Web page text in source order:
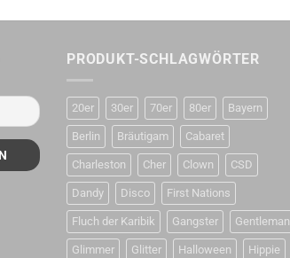
PRODUKT-SCHLAGWÖRTER
20er 30er 70er 80er Bayern
Berlin Bräutigam Cabaret
Charleston Cher Clown CSD
Dandy Disco First Nations
Fluch der Karibik Gangster Gentleman
Glimmer Glitter Halloween Hippie